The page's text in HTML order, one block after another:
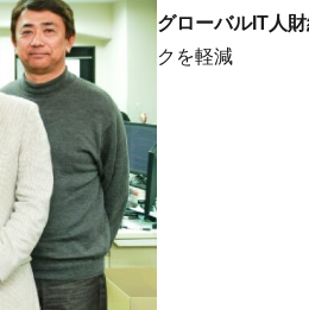
グローバルIT人財
クを軽減